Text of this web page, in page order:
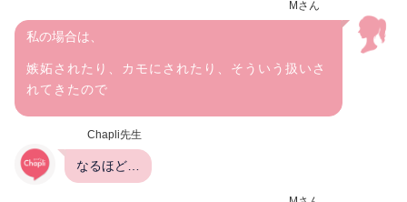
Mさん
私の場合は、
嫉妬されたり、カモにされたり、そういう扱いさ
れてきたので
Chapli先生
なるほど…